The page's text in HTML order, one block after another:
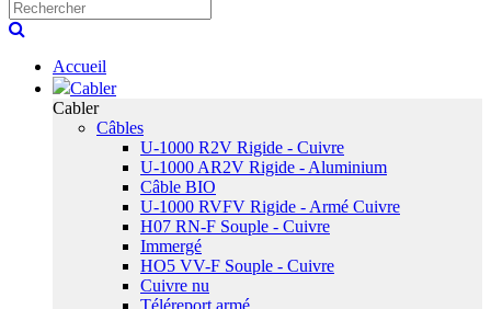
Accueil
Cabler
Cabler
Câbles
U-1000 R2V Rigide - Cuivre
U-1000 AR2V Rigide - Aluminium
Câble BIO
U-1000 RVFV Rigide - Armé Cuivre
H07 RN-F Souple - Cuivre
Immergé
HO5 VV-F Souple - Cuivre
Cuivre nu
Téléreport armé